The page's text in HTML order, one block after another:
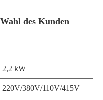
des Kunden
2,2 kW
220V/380V/110V/415V